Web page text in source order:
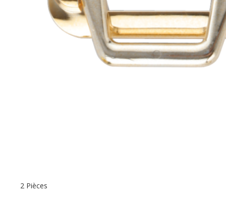
2 Pièces